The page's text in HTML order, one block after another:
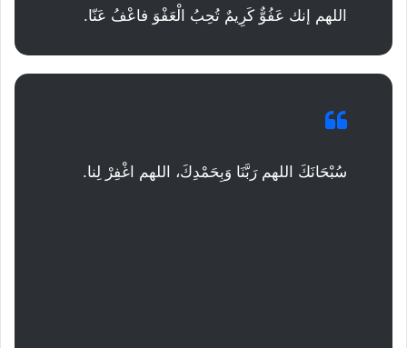
اللهم إنك عَفُوٌّ كَرِيمٌ تُحِبُ الْعَفْوَ فاعْفُ عَنّا.
سُبْحَانَكَ اللهم رَبَّنَا وَبِحَمْدِكَ، اللهم اغْفِرْ لِنا.